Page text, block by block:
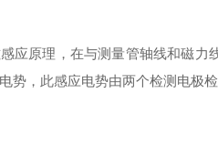
原理，在与测量管轴线和磁力
势，此感应电势由两个检测电极